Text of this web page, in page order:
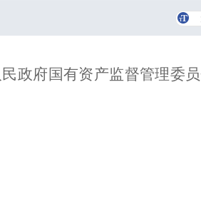
政府国有资产监督管理委